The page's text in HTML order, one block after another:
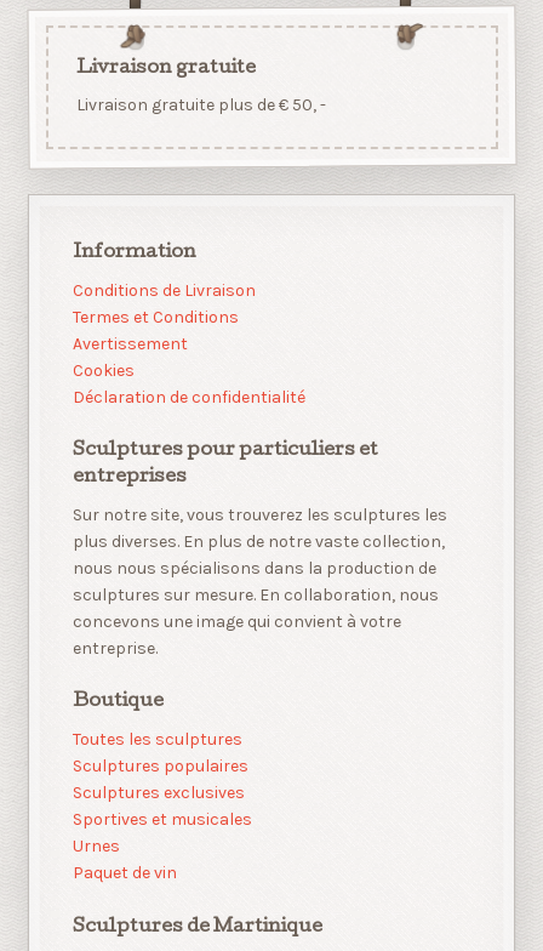
Livraison gratuite
Livraison gratuite plus de € 50, -
Information
Conditions de Livraison
Termes et Conditions
Avertissement
Cookies
Déclaration de confidentialité
Sculptures pour particuliers et
entreprises
Sur notre site, vous trouverez les sculptures les
plus diverses. En plus de notre vaste collection,
nous nous spécialisons dans la production de
sculptures sur mesure. En collaboration, nous
concevons une image qui convient à votre
entreprise.
Boutique
Toutes les sculptures
Sculptures populaires
Sculptures exclusives
Sportives et musicales
Urnes
Paquet de vin
Sculptures de Martinique